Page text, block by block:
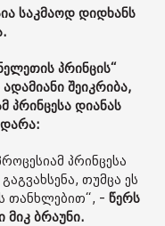
საკმაოდ დიდხანს
პრინცის“
შეიკრიბა,
პრინცესა დიანას
პრინცესა
თუმცა ეს
თანხლებით“, - წერს
მიკ ბრაუნი.